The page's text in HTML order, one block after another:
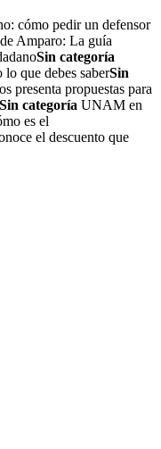
cómo pedir un defensor
Amparo: La guía
Sin categoría
que debes saberSin
presenta propuestas para
Sin categoría UNAM en
es el
el descuento que